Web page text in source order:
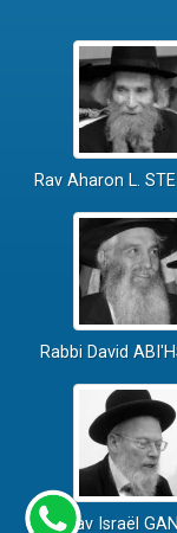
Rav Aharon L.
Rabbi David
Rav Israël